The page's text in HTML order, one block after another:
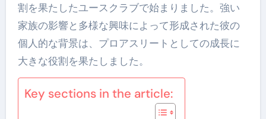
割を果たしたユースクラブで始まりました。強い
家族の影響と多様な興味によって形成された彼の
個人的な背景は、プロアスリートとしての成長に
大きな役割を果たしました。
Key sections in the article: